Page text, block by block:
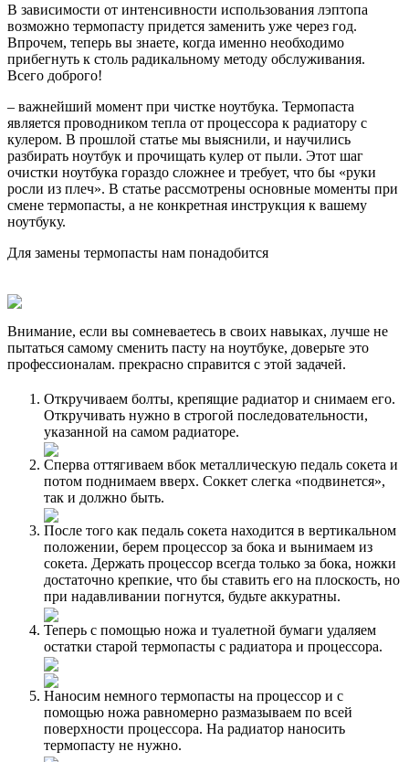
В зависимости от интенсивности использования лэптопа
возможно термопасту придется заменить уже через год.
Впрочем, теперь вы знаете, когда именно необходимо
прибегнуть к столь радикальному методу обслуживания.
Всего доброго!
– важнейший момент при чистке ноутбука. Термопаста
является проводником тепла от процессора к радиатору с
кулером. В прошлой статье мы выяснили, и научились
разбирать ноутбук и прочищать кулер от пыли. Этот шаг
очистки ноутбука гораздо сложнее и требует, что бы «руки
росли из плеч». В статье рассмотрены основные моменты при
смене термопасты, а не конкретная инструкция к вашему
ноутбуку.
Для замены термопасты нам понадобится
Внимание, если вы сомневаетесь в своих навыках, лучше не
пытаться самому сменить пасту на ноутбуке, доверьте это
профессионалам. прекрасно справится с этой задачей.
Откручиваем болты, крепящие радиатор и снимаем его.
Откручивать нужно в строгой последовательности,
указанной на самом радиаторе.
Сперва оттягиваем вбок металлическую педаль сокета и
потом поднимаем вверх. Соккет слегка «подвинется»,
так и должно быть.
После того как педаль сокета находится в вертикальном
положении, берем процессор за бока и вынимаем из
сокета. Держать процессор всегда только за бока, ножки
достаточно крепкие, что бы ставить его на плоскость, но
при надавливании погнутся, будьте аккуратны.
Теперь с помощью ножа и туалетной бумаги удаляем
остатки старой термопасты с радиатора и процессора.
Наносим немного термопасты на процессор и с
помощью ножа равномерно размазываем по всей
поверхности процессора. На радиатор наносить
термопасту не нужно.